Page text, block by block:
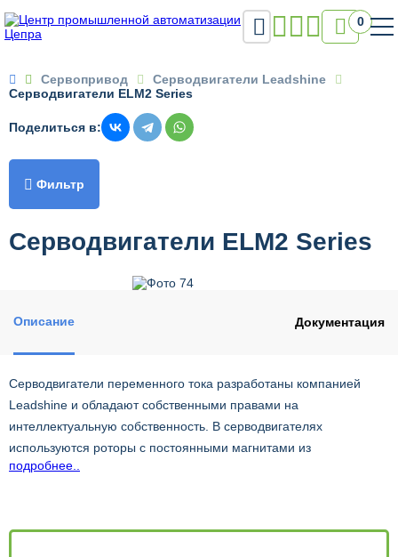
 0
 Сервопривод
Серводвигатели Leadshine
Серводвигатели ELM2 Series
Поделиться в:
 Фильтр
Серводвигатели ELM2 Series
Описание Документация
Серводвигатели переменного тока разработаны компанией
Leadshine и обладают собственными правами на
интеллектуальную собственность. В серводвигателях
используются роторы с постоянными магнитами из
редкоземельного неодим-железо-бора, обеспечивающие
температуры, низкое потребление тока. Мощность двигателей
подробнее..